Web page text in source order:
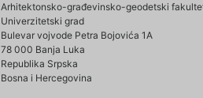
Arhitektonsko-građevinsko-geodetski
Univerzitetski grad
Bulevar vojvode Petra Bojovića 1A
78 000 Banja Luka
Republika Srpska
Bosna i Hercegovina